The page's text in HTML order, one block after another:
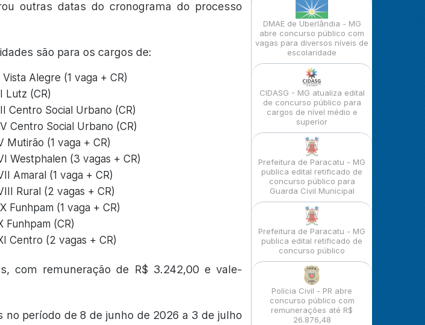
outras datas do cronograma do processo
são para os cargos de:
Alegre (1 vaga + CR)
Lutz (CR)
Centro Social Urbano (CR)
Centro Social Urbano (CR)
Mutirão (1 vaga + CR)
Westphalen (3 vagas + CR)
Amaral (1 vaga + CR)
Rural (2 vagas + CR)
Funhpam (1 vaga + CR)
Funhpam (CR)
Centro (2 vagas + CR)
com remuneração de R$ 3.242,00 e vale-
no período de 8 de junho de 2026 a 3 de julho
DMAE de Uberlândia - MG
abre concurso público com
vagas para diversos níveis de
escolaridade
CIDASG - MG atualiza edital
de concurso público para
cargos de nível médio e
superior
Prefeitura de Paracatu - MG
publica edital retificado de
concurso público para
Guarda Civil Municipal
Prefeitura de Paracatu - MG
publica edital retificado de
concurso público
Polícia Civil - PR abre
concurso público com
remunerações até R$
26.876,48